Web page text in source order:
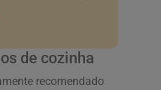
de cozinha
recomendado